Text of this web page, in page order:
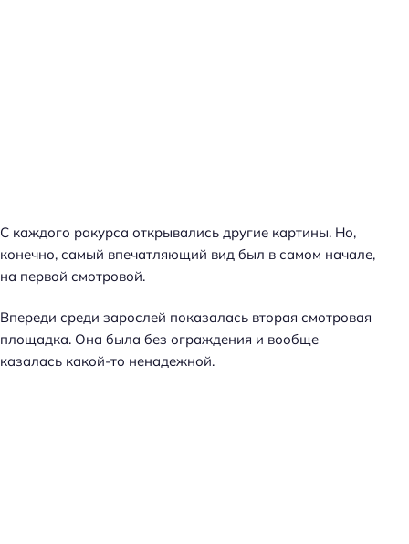
С каждого ракурса открывались другие картины. Но,
конечно, самый впечатляющий вид был в самом начале,
на первой смотровой.
Впереди среди зарослей показалась вторая смотровая
площадка. Она была без ограждения и вообще
казалась какой-то ненадежной.